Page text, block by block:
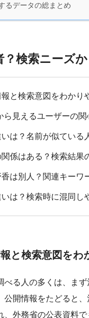
るデータの総まとめ
？検索ニーズ
と検索意図をわかり
ら見えるユーザーの関
は？名前が似ている
係はある？検索結果
は別人？関連キーワ
は？検索時に混同し
と検索意図をわ
べる人の多くは、ま
公開情報をたどると
、外務省の公表資料